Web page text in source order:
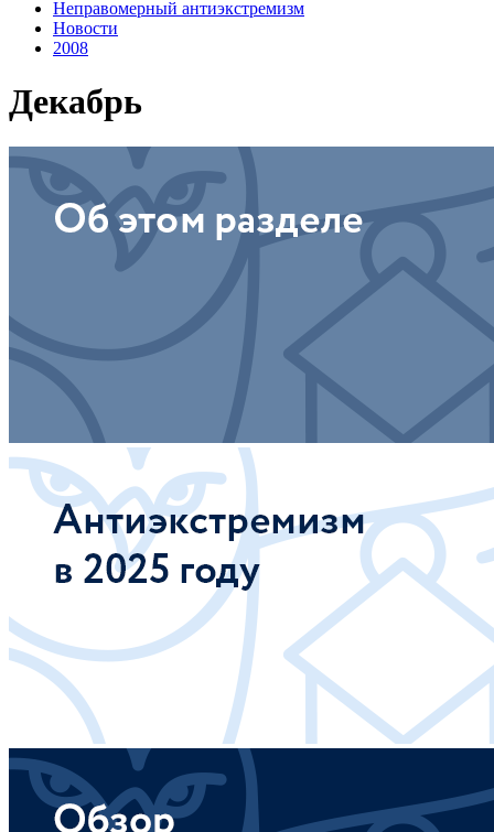
Неправомерный антиэкстремизм
Новости
2008
Декабрь